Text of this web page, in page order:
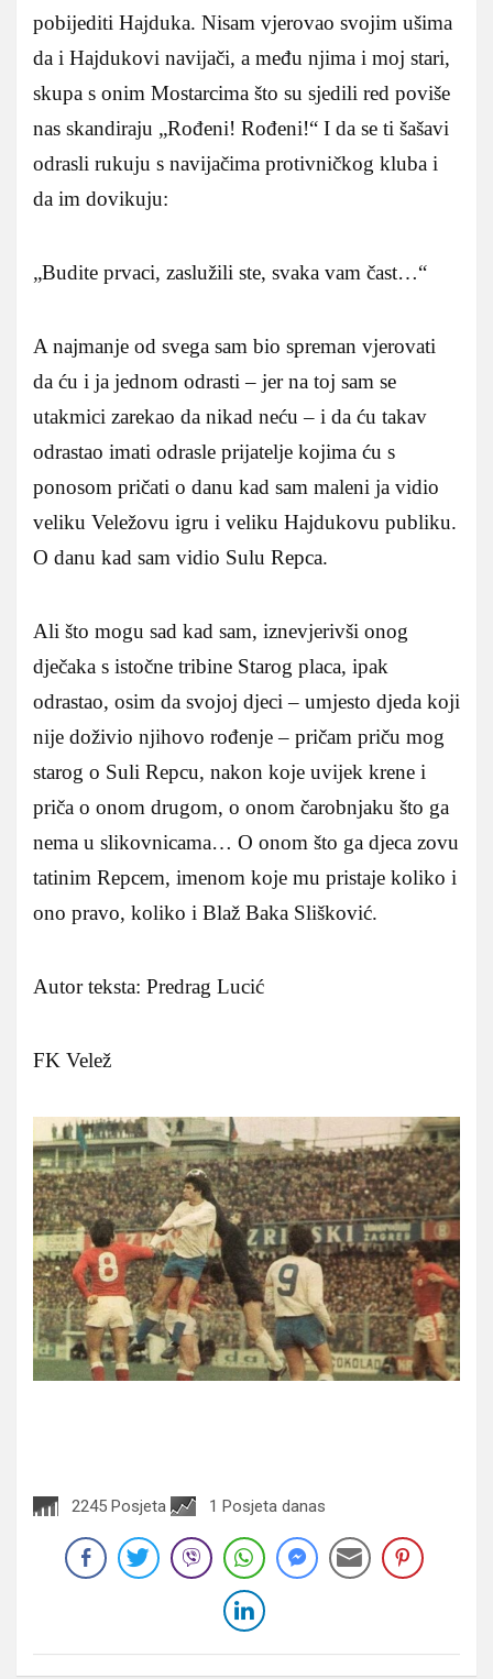
pobijediti Hajduka. Nisam vjerovao svojim ušima
da i Hajdukovi navijači, a među njima i moj stari,
skupa s onim Mostarcima što su sjedili red poviše
nas skandiraju „Rođeni! Rođeni!“ I da se ti šašavi
odrasli rukuju s navijačima protivničkog kluba i
da im dovikuju:
„Budite prvaci, zaslužili ste, svaka vam čast…“
A najmanje od svega sam bio spreman vjerovati
da ću i ja jednom odrasti – jer na toj sam se
utakmici zarekao da nikad neću – i da ću takav
odrastao imati odrasle prijatelje kojima ću s
ponosom pričati o danu kad sam maleni ja vidio
veliku Veležovu igru i veliku Hajdukovu publiku.
O danu kad sam vidio Sulu Repca.
Ali što mogu sad kad sam, iznevjerivši onog
dječaka s istočne tribine Starog placa, ipak
odrastao, osim da svojoj djeci – umjesto djeda koji
nije doživio njihovo rođenje – pričam priču mog
starog o Suli Repcu, nakon koje uvijek krene i
priča o onom drugom, o onom čarobnjaku što ga
nema u slikovnicama… O onom što ga djeca zovu
tatinim Repcem, imenom koje mu pristaje koliko i
ono pravo, koliko i Blaž Baka Slišković.
Autor teksta: Predrag Lucić
FK Velež
2245 Posjeta 1 Posjeta danas